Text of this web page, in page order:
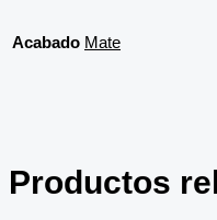
Acabado Mate
Productos